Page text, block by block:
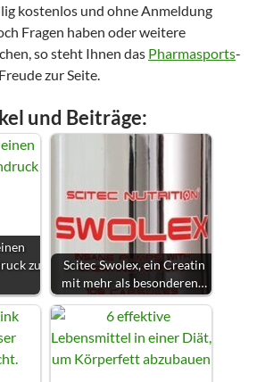
kostenlos und ohne Anmeldung
Fragen haben oder weitere
so steht Ihnen das Pharmasports-
zur Seite.
und Beiträge:
zu
Scitec Swolex, ein Creatin
mit mehr als besonderen…